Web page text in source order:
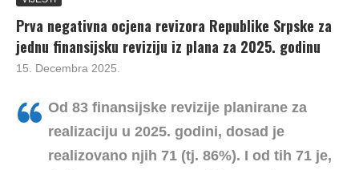
Prva negativna ocjena revizora Republike Srpske za
jednu finansijsku reviziju iz plana za 2025. godinu
15. Decembra 2025.
Od 83 finansijske revizije planirane za
realizaciju u 2025. godini, dosad je
realizovano njih 71 (tj. 86%). I od tih 71 je,